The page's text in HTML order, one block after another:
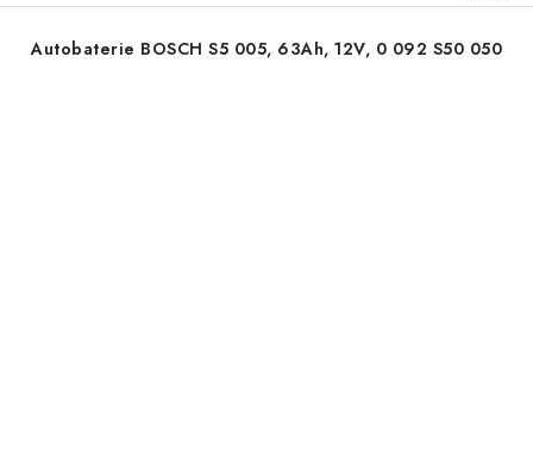
Autobaterie BOSCH S5 005, 63Ah, 12V, 0 092 S50 050